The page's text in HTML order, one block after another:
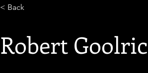
< Back
Robert